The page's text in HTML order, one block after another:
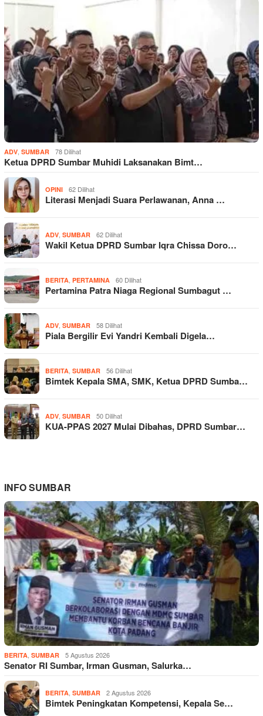
ADV SUMBAR 78 Dilihat
Ketua DPRD Sumbar Muhidi Laksanakan Bimt…
OPINI 62 Dilihat
Literasi Menjadi Suara Perlawanan, Anna …
ADV SUMBAR 62 Dilihat
Wakil Ketua DPRD Sumbar Iqra Chissa Doro…
BERITA PERTAMINA 60 Dilihat
Pertamina Patra Niaga Regional Sumbagut …
ADV SUMBAR 58 Dilihat
Piala Bergilir Evi Yandri Kembali Digela…
BERITA SUMBAR 56 Dilihat
Bimtek Kepala SMA, SMK, Ketua DPRD Sumba…
ADV SUMBAR 50 Dilihat
KUA-PPAS 2027 Mulai Dibahas, DPRD Sumbar…
INFO SUMBAR
BERITA SUMBAR 5 Agustus 2026
Senator RI Sumbar, Irman Gusman, Salurka…
BERITA SUMBAR 2 Agustus 2026
Bimtek Peningkatan Kompetensi, Kepala Se…